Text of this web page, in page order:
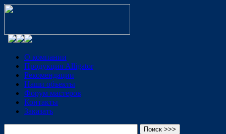
О компании
Продукция Alligator
Рекомендации
Наши объекты
Форум мастеров
Контакты
Заказать